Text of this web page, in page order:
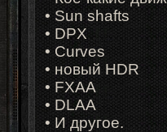
• Sun shafts
• DPX
• Curves
• новый HDR
• FXAA
• DLAA
• И другое.